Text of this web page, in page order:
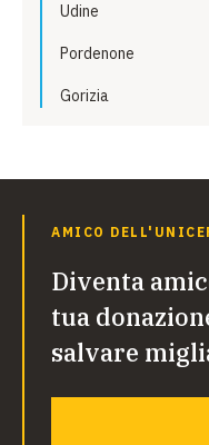
Udine
Pordenone
Gorizia
AMICO
Diventa
tua
salvare